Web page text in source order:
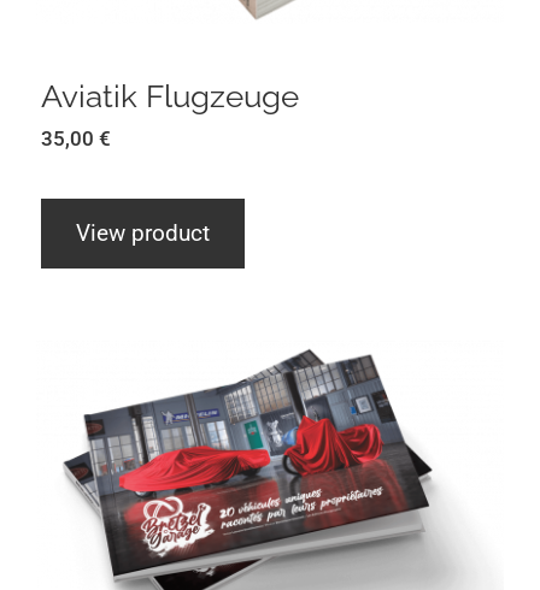
Aviatik Flugzeuge
35,00€
View product
Bretzel Garage Tome 1